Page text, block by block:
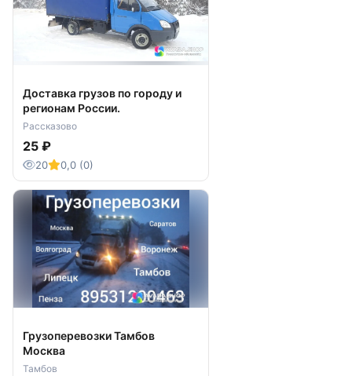
Доставка грузов по городу и
регионам России.
Рассказово
25 ₽
20 0,0 (0)
Грузоперевозки Тамбов
Москва
Тамбов